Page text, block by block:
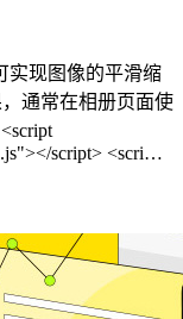
实现图像的平滑缩
通常在相册页面使
script> <scri…